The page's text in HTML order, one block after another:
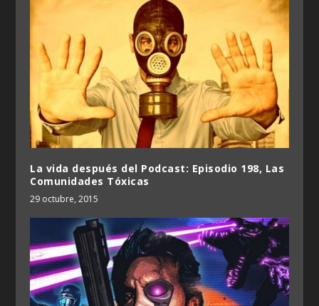
La vida después del Podcast: Episodio 198, Las
Comunidades Tóxicas
29 octubre, 2015